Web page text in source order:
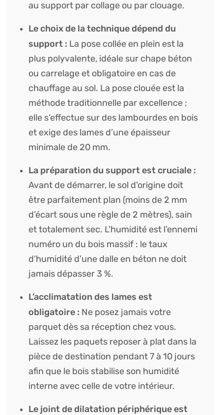
au support par collage ou par clouage.
Le choix de la technique dépend du
support : La pose collée en plein est la
plus polyvalente, idéale sur chape béton
ou carrelage et obligatoire en cas de
chauffage au sol. La pose clouée est la
méthode traditionnelle par excellence ;
elle s’effectue sur des lambourdes en bois
et exige des lames d’une épaisseur
minimale de 20 mm.
La préparation du support est cruciale :
Avant de démarrer, le sol d’origine doit
être parfaitement plan (moins de 2 mm
d’écart sous une règle de 2 mètres), sain
et totalement sec. L’humidité est l’ennemi
numéro un du bois massif : le taux
d’humidité d’une dalle en béton ne doit
jamais dépasser 3 %.
L’acclimatation des lames est
obligatoire : Ne posez jamais votre
parquet dès sa réception chez vous.
Laissez les paquets reposer à plat dans la
pièce de destination pendant 7 à 10 jours
afin que le bois stabilise son humidité
interne avec celle de votre intérieur.
Le joint de dilatation périphérique est